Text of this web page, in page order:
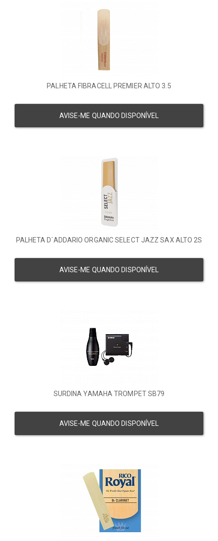
PALHETA FIBRACELL PREMIER ALTO 3.5
AVISE-ME QUANDO DISPONÍVEL
PALHETA D´ADDARIO ORGANIC SELECT JAZZ SAX ALTO 2S
AVISE-ME QUANDO DISPONÍVEL
SURDINA YAMAHA TROMPET SB79
AVISE-ME QUANDO DISPONÍVEL